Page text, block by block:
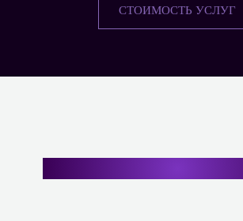
СТОИМОСТЬ УСЛУГ